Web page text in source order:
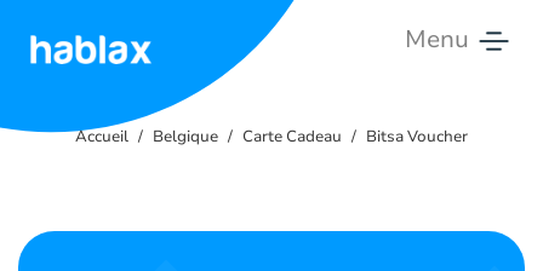
Menu
Tarifs
Accueil Belgique Carte Cadeau Bitsa Voucher